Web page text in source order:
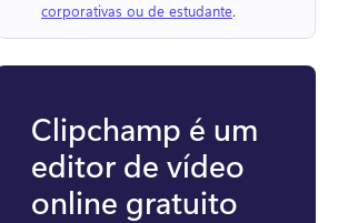
corporativas ou de estudante.
Clipchamp é um
editor de vídeo
online gratuito